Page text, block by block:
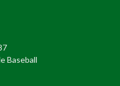
Baseball